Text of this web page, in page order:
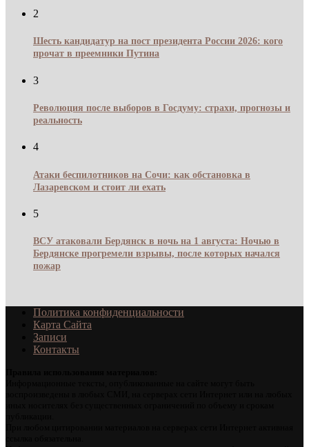
2
Шесть кандидатур на пост президента России 2026: кого
прочат в преемники Путина
3
Революция после выборов в Госдуму: страхи, прогнозы и
реальность
4
Атаки беспилотников на Сочи: как обстановка в
Лазаревском и стоит ли ехать
5
ВСУ атаковали Бердянск в ночь на 1 августа: Ночью в
Бердянске прогремели взрывы, после которых начался
пожар
Политика конфиденциальности
Карта Сайта
Записи
Контакты